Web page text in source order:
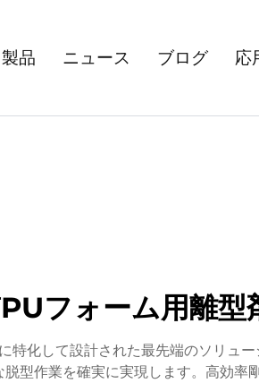
製品 ニュース ブログ 応
フォーム用離型
化して設計された最先端のソリュ
型作業を確実に実現します。高効